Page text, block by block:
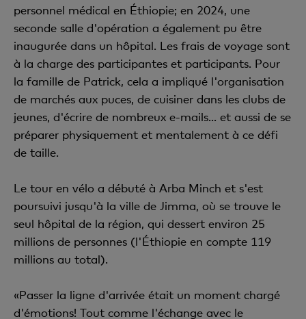
personnel médical en Éthiopie; en 2024, une
seconde salle d'opération a également pu être
inaugurée dans un hôpital. Les frais de voyage sont
à la charge des participantes et participants. Pour
la famille de Patrick, cela a impliqué l'organisation
de marchés aux puces, de cuisiner dans les clubs de
jeunes, d'écrire de nombreux e-mails... et aussi de se
préparer physiquement et mentalement à ce défi
de taille.
Le tour en vélo a débuté à Arba Minch et s'est
poursuivi jusqu'à la ville de Jimma, où se trouve le
seul hôpital de la région, qui dessert environ 25
millions de personnes (l'Éthiopie en compte 119
millions au total).
«Passer la ligne d'arrivée était un moment chargé
d'émotions! Tout comme l'échange avec le